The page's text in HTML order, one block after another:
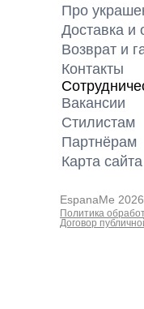
Про
Доставка и
Возврат и
Контакты
Вакансии
Cтилистам
Партнёрам
Карта cайта
EspanaMe 2026
Политика
Договор